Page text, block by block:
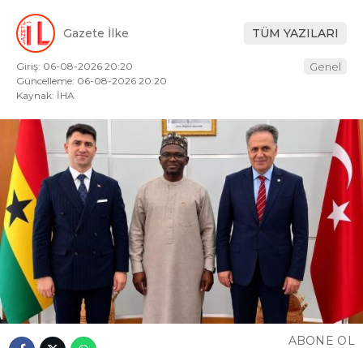
Gazete İlke TÜM YAZILARI
Giriş: 06-08-2026 20:20
Güncelleme: 06-08-2026 20:20
Kaynak: İHA
Genel
ABONE OL